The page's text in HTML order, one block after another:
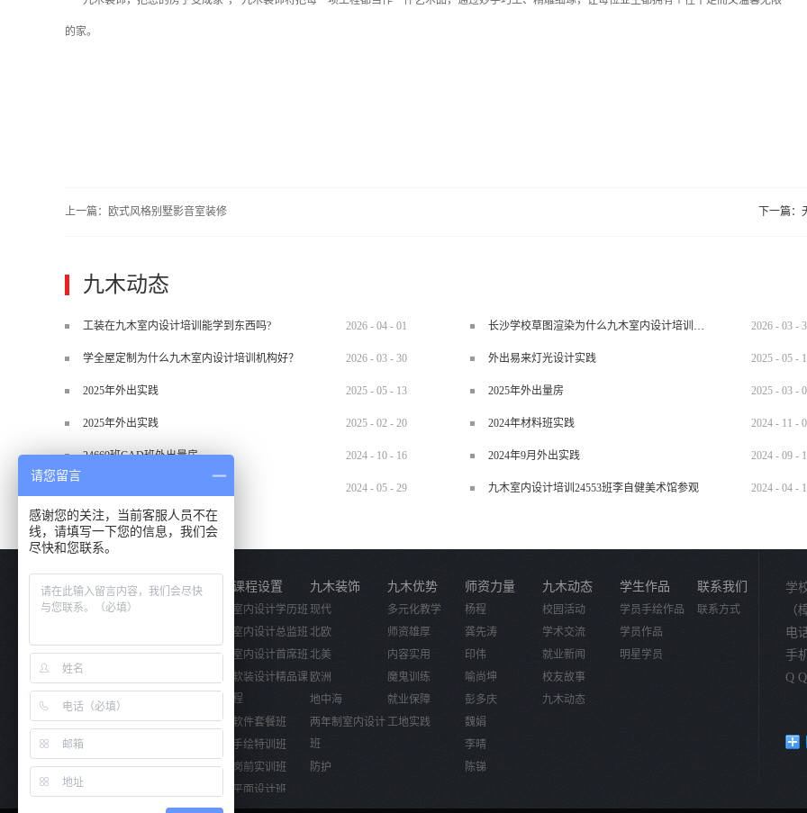
的家。
上一篇： 欧式风格别墅影音室装修 下一篇：
九木动态
工装在九木室内设计培训能学到东西吗? 2026 - 04 - 01 长沙学校草图渲染为什么九木室内设计培训机构好？ 2026 - 03 -
学全屋定制为什么九木室内设计培训机构好？ 2026 - 03 - 30 外出易来灯光设计实践 2025 - 05 -
2025年外出实践 2025 - 05 - 13 2025年外出量房 2025 - 03 -
2025年外出实践 2025 - 02 - 20 2024年材料班实践 2024 - 11 -
24669班CAD班外出量房 2024 - 10 - 16 2024年9月外出实践 2024 - 09 -
2024 - 05 - 29 九木室内设计培训24553班李自健美术馆参观 2024 - 04 -
关于我们
活动视频
课程设置
室内设计学历班
室内设计总监班
室内设计首席班
软装设计精品课
程
软件套餐班
手绘特训班
岗前实训班
平面设计班
九木装饰
现代
北欧
北美
欧洲
地中海
两年制室内设计
班
防护
九木优势
多元化教学
师资雄厚
内容实用
魔鬼训练
就业保障
工地实践
师资力量
杨程
龚先涛
印伟
喻尚坤
彭多庆
魏娟
李晴
陈锑
九木动态
校园活动
学术交流
就业新闻
校友故事
九木动态
学生作品
学员手绘作品
学员作品
明星学员
联系我们
联系方式
学
（
电
手
Q
请您留言
感谢您的关注，当前客服人员不在
线，请填写一下您的信息，我们会
尽快和您联系。